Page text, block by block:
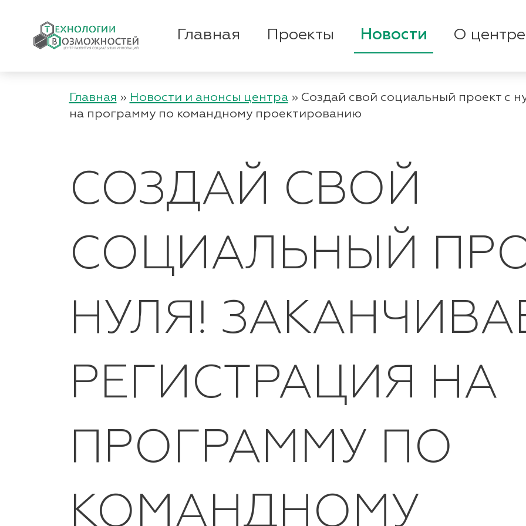
Главная Проекты Новости О центре
Главная » Новости и анонсы центра» Создай свой социальный проект с
на программу по командному проектированию
СОЗДАЙ СВОЙ
СОЦИАЛЬНЫЙ
НУЛЯ!
РЕГИСТРАЦИЯ НА
ПРОГРАММУ ПО
КОМАНДНОМУ